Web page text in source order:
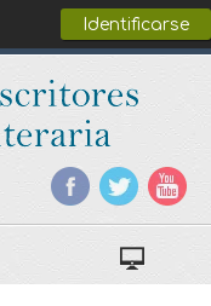
Identificarse